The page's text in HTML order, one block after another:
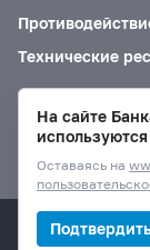
Технические
Версия
© Банк России,
На сайте
Оставаясь на